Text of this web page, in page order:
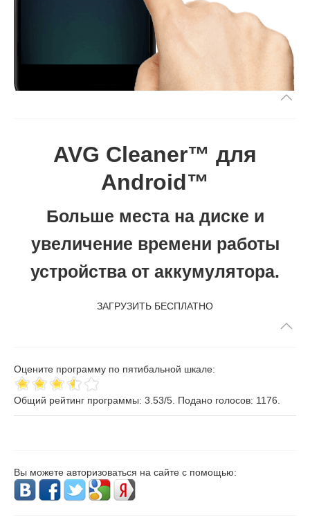
AVG Cleaner™ для
Android™
Больше места на диске и
увеличение времени работы
устройства от аккумулятора.
ЗАГРУЗИТЬ БЕСПЛАТНО
Оцените программу по пятибальной шкале:
Общий рейтинг программы: 3.53/5. Подано голосов: 1176.
Вы можете авторизоваться на сайте с помощью: